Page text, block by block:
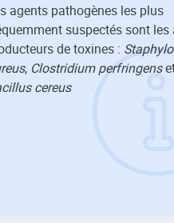
agents pathogènes les plus
suspectés sont les
de toxines :
, Clostridium perfringens
cereus